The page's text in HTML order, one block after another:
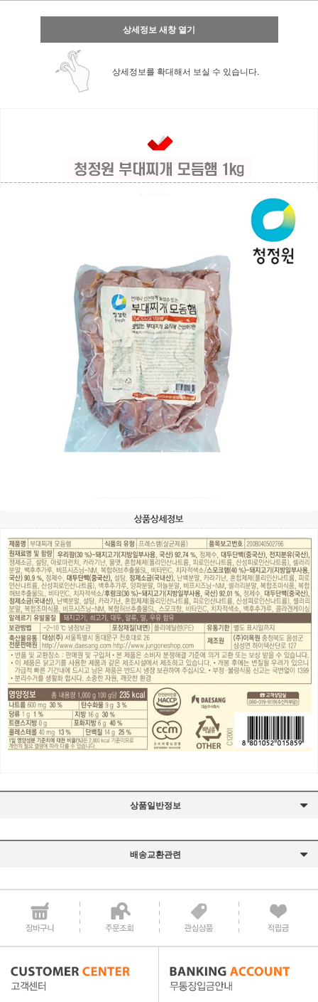
상세정보 새창 열기
상세정보를 확대해서 보실 수 있습니다.
상품일반정보
배송교환관련